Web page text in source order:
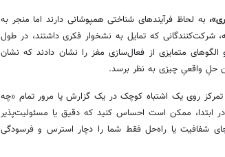
به لحاظ فرآیندهای شناختی همپوشانی دارند اما منجر به
شرکت‌کنندگانی که تمایل به نشخوار فکری داشتند، در طول
متمایزی از فعال‌سازی مغز را نشان دادند که نشان
حلِ واقعیِ چیزی به نظر برسد.
روی یک اشتباه کوچک در یک گزارش یا مرور تمام «چه
ممکن است احساس کنید که دقیق یا مسئولیت‌پذیر
شفافیت یا راه‌حل فقط شما را دچار استرس و فرسودگی